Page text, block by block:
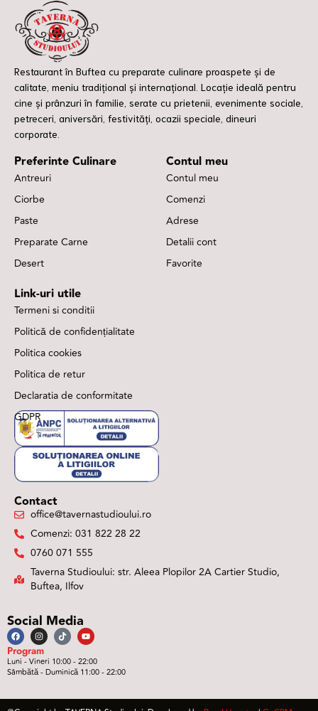
Restaurant în Buftea cu preparate culinare proaspete și de
calitate, meniu tradițional și internațional. Locație ideală pentru
cine și prânzuri în familie, serate cu prietenii, evenimente sociale,
petreceri, aniversări, festivități, ocazii speciale, dineuri
corporate.
Preferinte Culinare
Antreuri
Ciorbe
Paste
Preparate Carne
Desert
Contul meu
Contul meu
Comenzi
Adrese
Detalii cont
Favorite
Link-uri utile
Termeni si conditii
Politică de confidențialitate
Politica cookies
Politica de retur
Declaratia de conformitate
GDPR
Contact
office@tavernastudioului.ro
Comenzi: 031 822 28 22
0760 071 555
Taverna Studioului: str. Aleea Plopilor 2A Cartier Studio,
Buftea, Ilfov
Social Media
Program
Luni - Vineri 10:00 - 22:00
Sâmbătă - Duminică 11:00 - 22:00